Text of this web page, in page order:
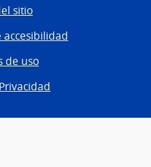
sitio
accesibilidad
de uso